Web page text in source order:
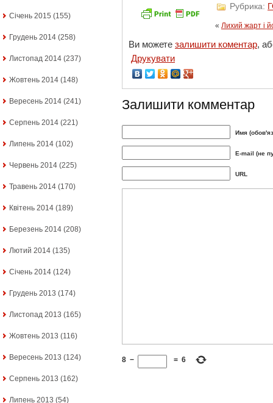
Січень 2015 (155)
Грудень 2014 (258)
Листопад 2014 (237)
Жовтень 2014 (148)
Вересень 2014 (241)
Серпень 2014 (221)
Липень 2014 (102)
Червень 2014 (225)
Травень 2014 (170)
Квітень 2014 (189)
Березень 2014 (208)
Лютий 2014 (135)
Січень 2014 (124)
Грудень 2013 (174)
Листопад 2013 (165)
Жовтень 2013 (116)
Вересень 2013 (124)
Серпень 2013 (162)
Липень 2013 (54)
Рубрика:
« Лихий жарт і
Ви можете залишити коментар,
Друкувати
Залишити комментар
Имя
E-mail (не
URL
8 − = 6